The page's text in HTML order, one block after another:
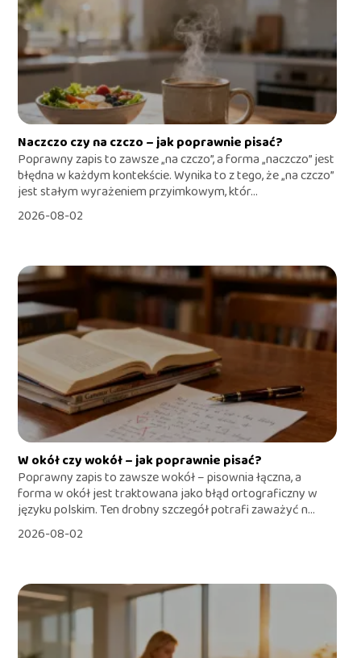
Naczczo czy na czczo – jak poprawnie pisać?
Poprawny zapis to zawsze „na czczo”, a forma „naczczo” jest
błędna w każdym kontekście. Wynika to z tego, że „na czczo”
jest stałym wyrażeniem przyimkowym, któr...
2026-08-02
W okół czy wokół – jak poprawnie pisać?
Poprawny zapis to zawsze wokół – pisownia łączna, a
forma w okół jest traktowana jako błąd ortograficzny w
języku polskim. Ten drobny szczegół potrafi zaważyć n...
2026-08-02